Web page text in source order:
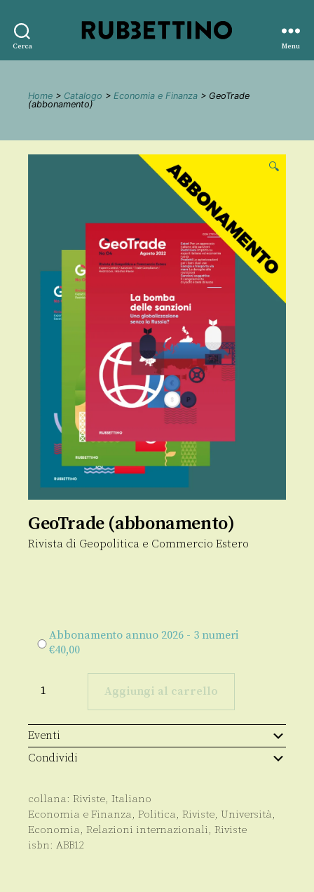
Cerca
editore
Menu
Home > Catalogo > Economia e Finanza > GeoTrade
(abbonamento)
🔍
GeoTrade (abbonamento)
Rivista di Geopolitica e Commercio Estero
Abbonamento annuo 2026 - 3 numeri
€40,00
(abbonamento)Aggiungi al carrello
Eventi
Condividi
collana: Riviste, Italiano
Economia e Finanza, Politica, Riviste, Università,
Economia, Relazioni internazionali, Riviste
isbn: ABB12